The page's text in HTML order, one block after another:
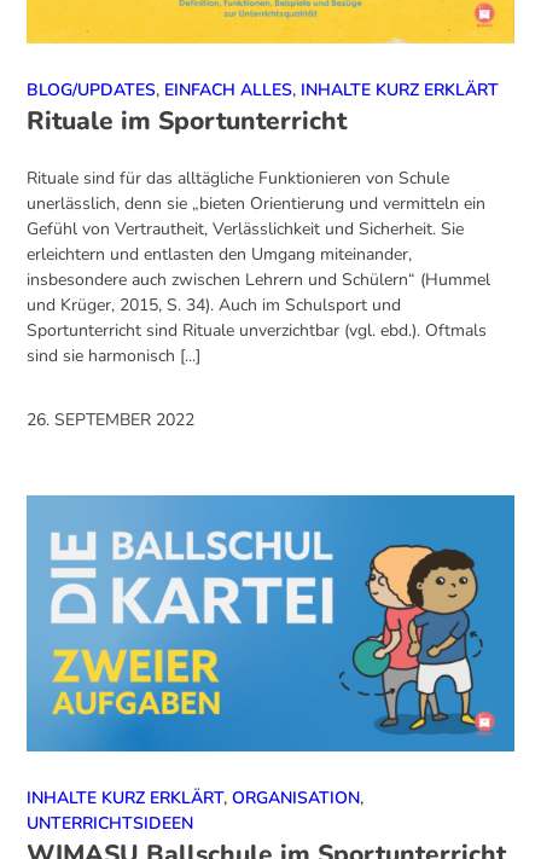
BLOG/UPDATES, EINFACH ALLES, INHALTE KURZ ERKLÄRT
Rituale im Sportunterricht
Rituale sind für das alltägliche Funktionieren von Schule
unerlässlich, denn sie „bieten Orientierung und vermitteln ein
Gefühl von Vertrautheit, Verlässlichkeit und Sicherheit. Sie
erleichtern und entlasten den Umgang miteinander,
insbesondere auch zwischen Lehrern und Schülern“ (Hummel
und Krüger, 2015, S. 34). Auch im Schulsport und
Sportunterricht sind Rituale unverzichtbar (vgl. ebd.). Oftmals
sind sie harmonisch [...]
26. SEPTEMBER 2022
INHALTE KURZ ERKLÄRT,ORGANISATION,
UNTERRICHTSIDEEN